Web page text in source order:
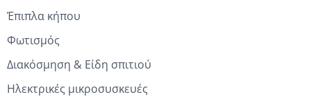
Έπιπλα κήπου
Φωτισμός
Διακόσμηση & Είδη σπιτιού
Ηλεκτρικές μικροσυσκευές